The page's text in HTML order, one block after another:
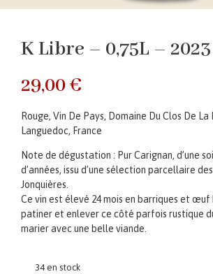
K Libre – 0,75L – 2023
29,00€
Rouge, Vin De Pays, Domaine Du Clos De
Languedoc, France
Note de dégustation : Pur Carignan, d’une
d’années, issu d’une sélection parcellaire
Jonquières.
Ce vin est élevé 24 mois en barriques et œuf
patiner et enlever ce côté parfois rustique
marier avec une belle viande.
34 en stock